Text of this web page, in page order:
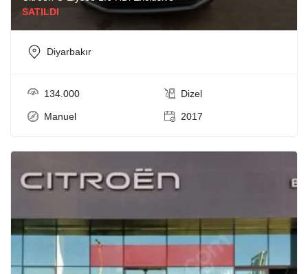
Peugeot
SATILDI
Diyarbakır
134.000 Dizel
Manuel 2017